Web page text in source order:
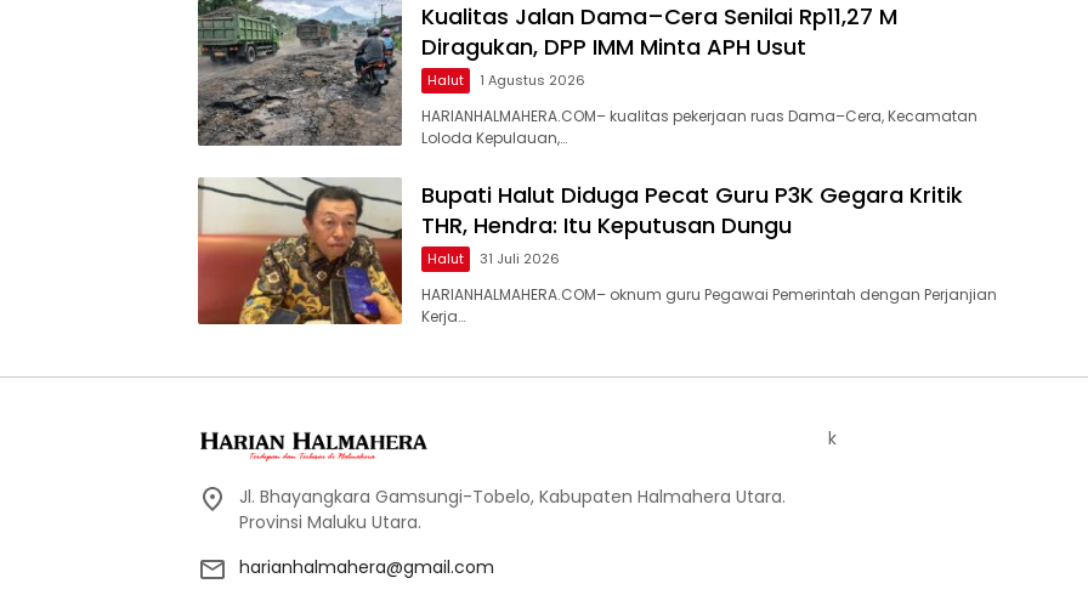
Kualitas Jalan Dama–Cera Senilai Rp11,27 M
Diragukan, DPP IMM Minta APH Usut
Halut 1 Agustus 2026
HARIANHALMAHERA.COM– kualitas pekerjaan ruas Dama–Cera, Kecamatan
Loloda Kepulauan,…
Bupati Halut Diduga Pecat Guru P3K Gegara Kritik
THR, Hendra: Itu Keputusan Dungu
Halut 31 Juli 2026
HARIANHALMAHERA.COM– oknum guru Pegawai Pemerintah dengan Perjanjian
Kerja…
Jl. Bhayangkara Gamsungi-Tobelo, Kabupaten Halmahera Utara.
Provinsi Maluku Utara.
harianhalmahera@gmail.com
k